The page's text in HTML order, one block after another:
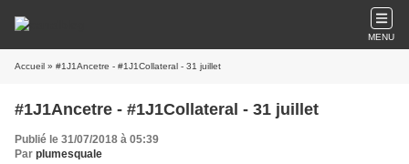
MENU
Accueil » #1J1Ancetre - #1J1Collateral - 31 juillet
#1J1Ancetre - #1J1Collateral - 31 juillet
Publié le 31/07/2018 à 05:39
Par plumesquale